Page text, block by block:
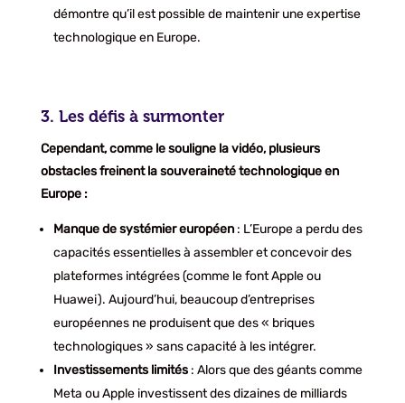
démontre qu’il est possible de maintenir une expertise
technologique en Europe.
3. Les défis à surmonter
Cependant, comme le souligne la vidéo, plusieurs
obstacles freinent la souveraineté technologique en
Europe :
Manque de systémier européen: L’Europe a perdu des
capacités essentielles à assembler et concevoir des
plateformes intégrées (comme le font Apple ou
Huawei). Aujourd’hui, beaucoup d’entreprises
européennes ne produisent que des « briques
technologiques » sans capacité à les intégrer.
Investissements limités: Alors que des géants comme
Meta ou Apple investissent des dizaines de milliards